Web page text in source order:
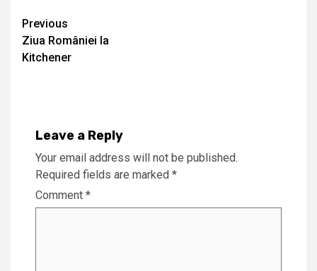
Continue
Reading
Previous
Ziua României la
Kitchener
Leave a Reply
Your email address will not be published.
Required fields are marked *
Comment *